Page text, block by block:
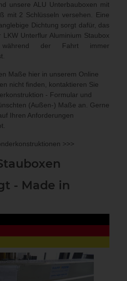
unsere ALU Unterbauboxen mit
mit 2 Schlüsseln versehen. Eine
Dichtung sorgt dafür, das
Unterflur Aluminium Staubox
der Fahrt immer
Maße hier in unserem Online
nicht finden, kontaktieren Sie
- Formular und
(Außen-) Maße an. Gerne
Ihren Anforderungen
>>>
- Made in